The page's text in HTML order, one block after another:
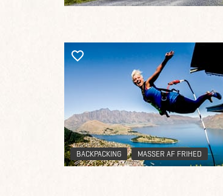
BACKPACKING MASSER AF FRIHED